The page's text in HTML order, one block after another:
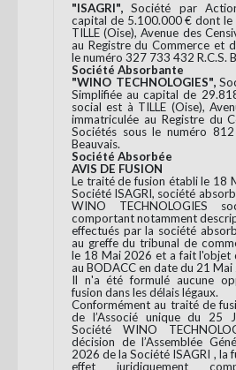
"ISAGRI", Société par
capital de 5.100.000 € dont le
TILLE (Oise), Avenue des
au Registre du Commerce et
le numéro 327 733 432 R.C.S.
Société Absorbante
"WINO TECHNOLOGIES",
Simplifiée au capital de
social est à TILLE (Oise),
immatriculée au Registre du
Sociétés sous le numéro
Beauvais.
Société Absorbée
AVIS DE FUSION
Le traité de fusion établi le 18
Société ISAGRI, société
WINO TECHNOLOGIES
comportant notamment
effectués par la société
au greffe du tribunal de
le 18 Mai 2026 et a fait l'objet
au BODACC en date du 21
Il n'a été formulé aucune
fusion dans les délais légaux.
Conformément au traité de
de l’Associé unique du 25
Société WINO
décision de l’Assemblée
2026 de la Société ISAGRI , la
effet juridiquement